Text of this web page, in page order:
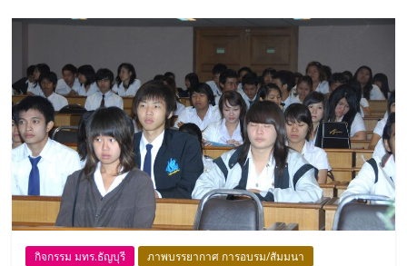
กิจกรรม มทร.ธัญบุรี ภาพบรรยากาศ การอบรม/สัมมนา